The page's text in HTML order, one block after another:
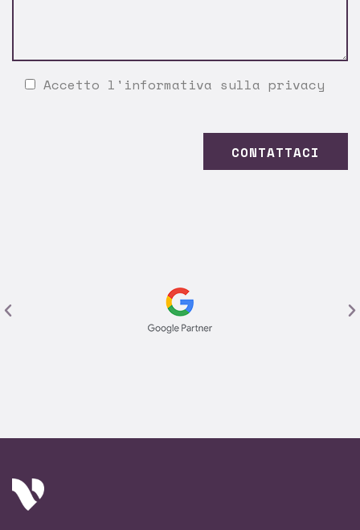
Accetto l' informativa sulla privacy